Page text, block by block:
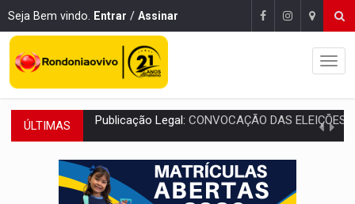
Seja Bem vindo. Entrar / Assinar
ÚLTIMAS RO EMPREENDEDORA:2ª edição da feira começa nesta quinta-feira (6) no
FORTALECIMENTO:Contratação de novos servidores reforça equipes do Cad
VÍDEO:Condutor de carro avança cruzamento e deixa